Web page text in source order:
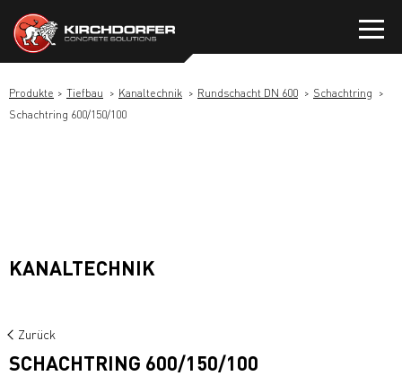
Inhalt
springen
Produkte Tiefbau Kanaltechnik Rundschacht DN 600
Schachtring
Schachtring 600/150/100
KANALTECHNIK
Zurück
SCHACHTRING 600/150/100